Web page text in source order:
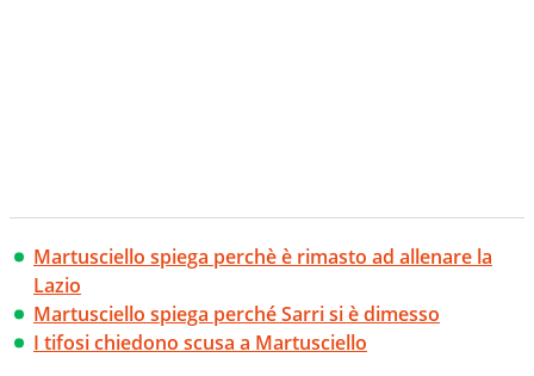
Martusciello spiega perchè è rimasto ad allenare la
Lazio
Martusciello spiega perché Sarri si è dimesso
I tifosi chiedono scusa a Martusciello